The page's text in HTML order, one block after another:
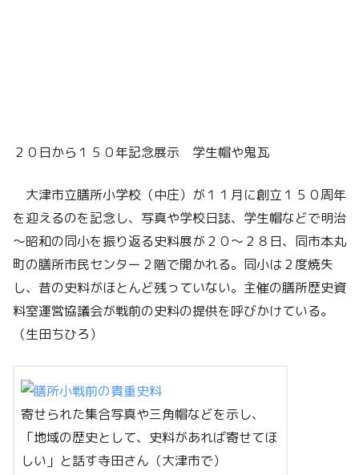
２０日から１５０年記念展示 学生帽や鬼瓦
大津市立膳所小学校（中庄）が１１月に創立１５０周年
を迎えるのを記念し、写真や学校日誌、学生帽などで明治
～昭和の同小を振り返る史料展が２０～２８日、同市本丸
町の膳所市民センター２階で開かれる。同小は２度焼失
し、昔の史料がほとんど残っていない。主催の膳所歴史資
料室運営協議会が戦前の史料の提供を呼びかけている。
（生田ちひろ）
寄せられた集合写真や三角帽などを示し、
「地域の歴史として、史料があれば寄せてほ
しい」と話す寺田さん（大津市で）